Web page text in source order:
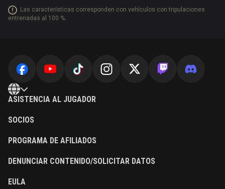
Las características corresponden con vehículos con tripulaciones
entrenadas al 100 %.
ASISTENCIA AL JUGADOR
SOCIOS
PROGRAMA DE AFILIADOS
DENUNCIAR CONTENIDO/SOLICITAR DATOS
EULA